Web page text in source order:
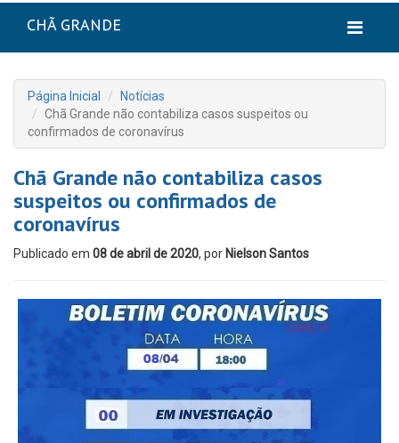
CHÃ GRANDE
Página Inicial
Notícias
Chã Grande não contabiliza casos suspeitos ou
confirmados de coronavírus
Chã Grande não contabiliza casos
suspeitos ou confirmados de
coronavírus
Publicado em 08 de abril de 2020, por Nielson Santos